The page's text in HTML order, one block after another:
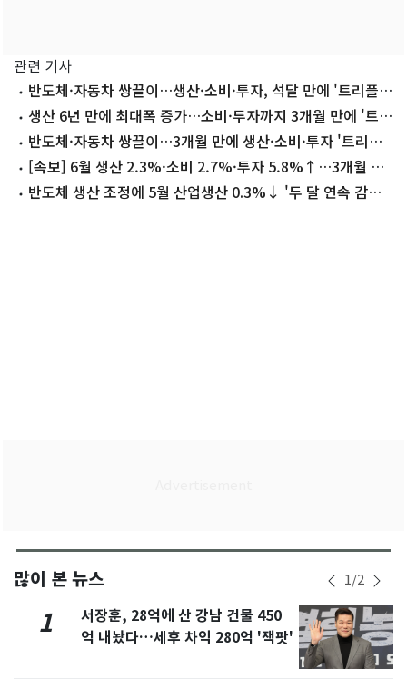
관련 기사
반도체·자동차 쌍끌이…생산·소비·투자, 석달 만에 '트리플
증가'(종합2보)
생산 6년 만에 최대폭 증가…소비·투자까지 3개월 만에 '트
리플 증가'(종합)
반도체·자동차 쌍끌이…3개월 만에 생산·소비·투자 '트리플
증가'(상보)
[속보] 6월 생산 2.3%·소비 2.7%·투자 5.8%↑…3개월 만
에 '트리플 증가'
반도체 생산 조정에 5월 산업생산 0.3%↓ '두 달 연속 감
많이 본 뉴스 1/2
1
서장훈, 28억에 산 강남 건물 450
억 내놨다…세후 차익 280억 '잭팟'